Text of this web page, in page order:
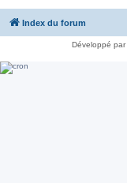
Index du forum
Développé par